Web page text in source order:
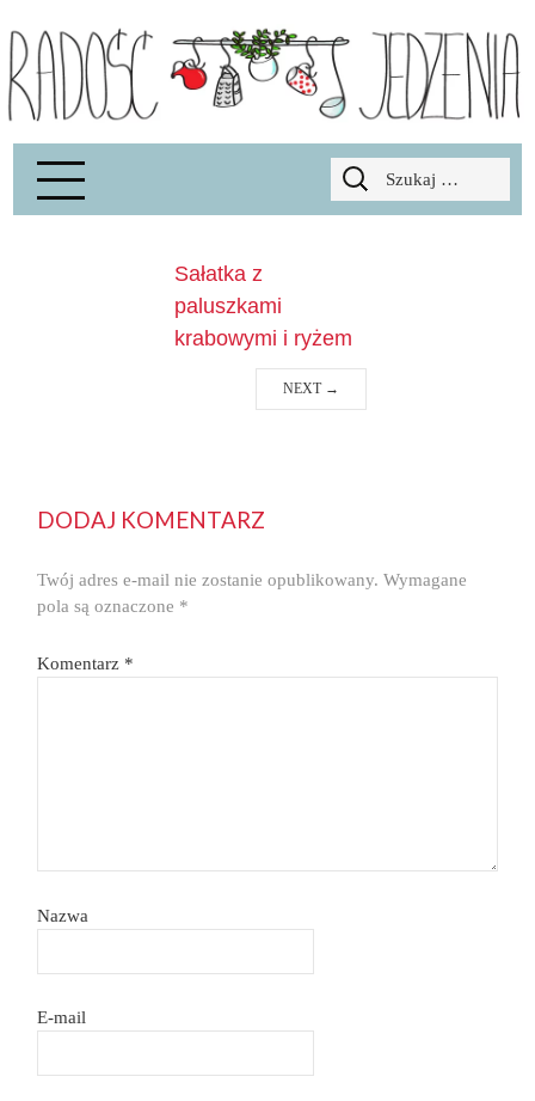
Radość Jedzenia – blog kulinarny
Szukaj:
Sałatka z
paluszkami
krabowymi i ryżem
NEXT →
DODAJ KOMENTARZ
Twój adres e-mail nie zostanie opublikowany. Wymagane
pola są oznaczone *
Komentarz *
Nazwa
E-mail